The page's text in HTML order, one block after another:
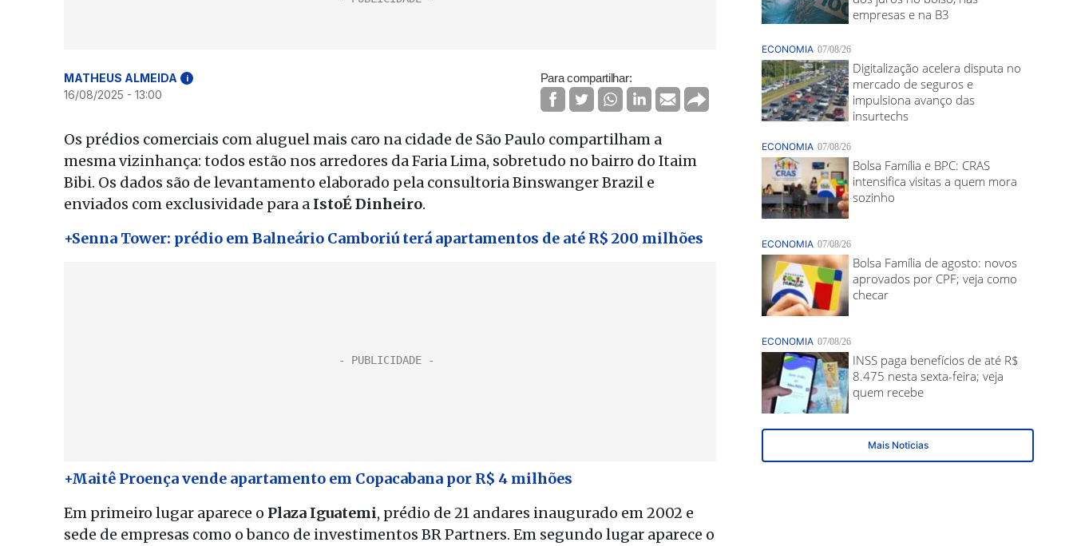
MATHEUS ALMEIDA i
16/08/2025 - 13:00
Para compartilhar:
Os prédios comerciais com aluguel mais caro na cidade de São Paulo compartilham a
mesma vizinhança: todos estão nos arredores da Faria Lima, sobretudo no bairro do Itaim
Bibi. Os dados são de levantamento elaborado pela consultoria Binswanger Brazil e
enviados com exclusividade para a IstoÉ Dinheiro.
+Senna Tower: prédio em Balneário Camboriú terá apartamentos de até R$ 200 milhões
+Maitê Proença vende apartamento em Copacabana por R$ 4 milhões
Em primeiro lugar aparece o Plaza Iguatemi, prédio de 21 andares inaugurado em 2002 e
sede de empresas como o banco de investimentos BR Partners. Em segundo lugar aparece o